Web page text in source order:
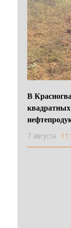
В
7 августа